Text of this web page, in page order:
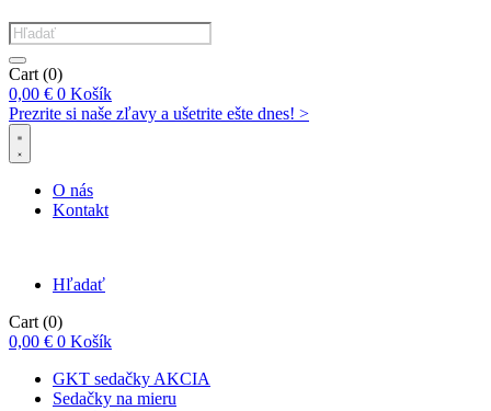
Products
search
Cart (0)
0,00 € 0 Košík
Prezrite si naše zľavy a ušetrite ešte dnes! >​
O nás
Kontakt
Hľadať
Cart (0)
0,00 € 0 Košík
GKT sedačky AKCIA
Sedačky na mieru